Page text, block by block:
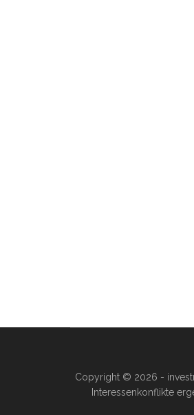
Copyright © 2026 -
Interessenkonflikte